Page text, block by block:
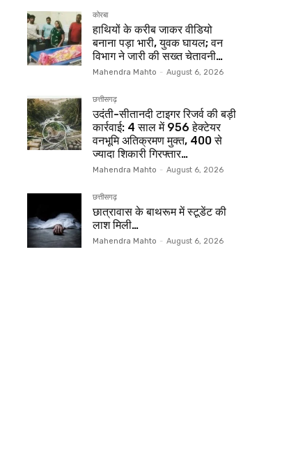
कोरबा
हाथियों के करीब जाकर वीडियो
बनाना पड़ा भारी, युवक घायल; वन
विभाग ने जारी की सख्त चेतावनी…
Mahendra Mahto - August 6, 2026
छत्तीसगढ़
उदंती-सीतानदी टाइगर रिजर्व की बड़ी
कार्रवाई: 4 साल में 956 हेक्टेयर
वनभूमि अतिक्रमण मुक्त, 400 से
ज्यादा शिकारी गिरफ्तार…
Mahendra Mahto - August 6, 2026
छत्तीसगढ़
छात्रावास के बाथरूम में स्टूडेंट की
लाश मिली…
Mahendra Mahto - August 6, 2026